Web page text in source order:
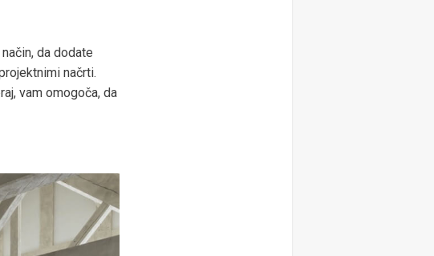
da dodate
načrti.
vam omogoča, da